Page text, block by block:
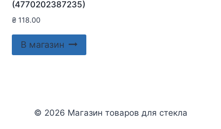
(4770202387235)
₴ 118.00
В магазин
© 2026 Магазин товаров для стекла